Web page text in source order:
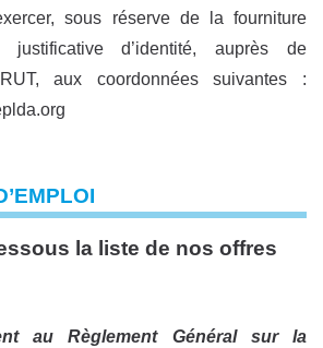
sous réserve de la fourniture
justificative d’identité, auprès de
aux coordonnées suivantes :
la liste de nos offres
au Règlement Général sur la